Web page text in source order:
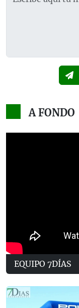
A FONDO
EQUIPO 7DÍAS